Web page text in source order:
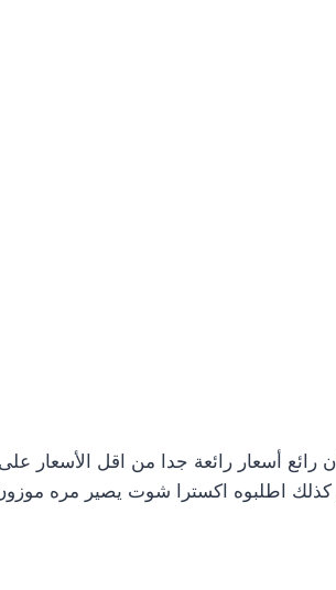
أسعار رائعة جدا من اقل الأسعار
اطلبوه اكسترا شوت يصير مره موزون.